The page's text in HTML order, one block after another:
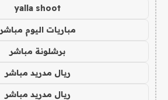
yalla shoot
مباريات اليوم مباشر
برشلونة مباشر
ريال مدريد مباشر
ريال مدريد مباشر